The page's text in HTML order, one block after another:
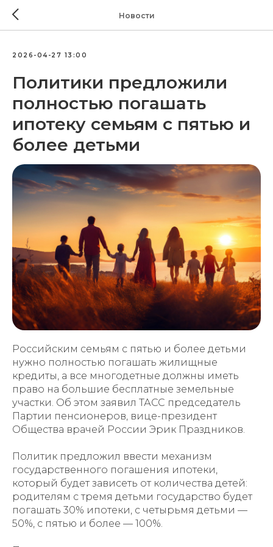
Новости
2026-04-27 13:00
Политики предложили
полностью погашать
ипотеку семьям с пятью и
более детьми
Российским семьям с пятью и более детьми
нужно полностью погашать жилищные
кредиты, а все многодетные должны иметь
право на большие бесплатные земельные
участки. Об этом заявил ТАСС председатель
Партии пенсионеров, вице-президент
Общества врачей России Эрик Праздников.
Политик предложил ввести механизм
государственного погашения ипотеки,
который будет зависеть от количества детей:
родителям с тремя детьми государство будет
погашать 30% ипотеки, с четырьмя детьми —
50%, с пятью и более — 100%.